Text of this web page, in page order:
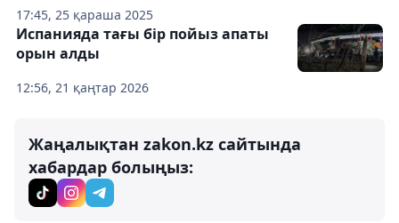
17:45, 25 қараша 2025
12:56, 21 қаңтар 2026
Испанияда тағы бір пойыз апаты
орын алды
Жаңалықтан zakon.kz сайтында
хабардар болыңыз: